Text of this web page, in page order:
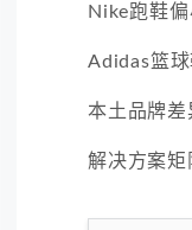
Nike跑鞋
Adidas篮
本土品牌
解决方案矩